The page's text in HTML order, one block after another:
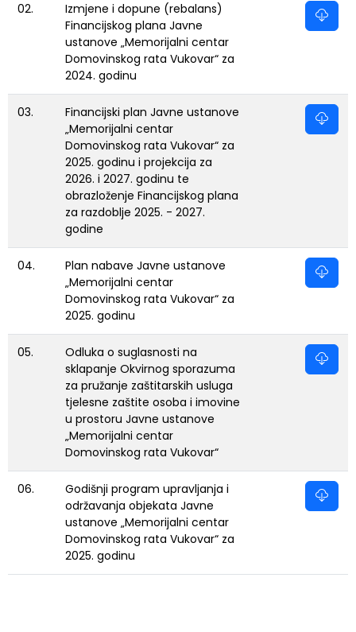
02.
Izmjene i dopune (rebalans)
Financijskog plana Javne
ustanove „Memorijalni centar
Domovinskog rata Vukovar“ za
2024. godinu
03.
Financijski plan Javne ustanove
„Memorijalni centar
Domovinskog rata Vukovar“ za
2025. godinu i projekcija za
2026. i 2027. godinu te
obrazloženje Financijskog plana
za razdoblje 2025. - 2027.
godine
04.
Plan nabave Javne ustanove
„Memorijalni centar
Domovinskog rata Vukovar“ za
2025. godinu
05.
Odluka o suglasnosti na
sklapanje Okvirnog sporazuma
za pružanje zaštitarskih usluga
tjelesne zaštite osoba i imovine
u prostoru Javne ustanove
„Memorijalni centar
Domovinskog rata Vukovar“
06.
Godišnji program upravljanja i
održavanja objekata Javne
ustanove „Memorijalni centar
Domovinskog rata Vukovar“ za
2025. godinu